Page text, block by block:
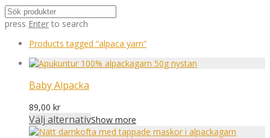
press Enter to search
Products tagged “alpaca yarn”
Baby Alpacka
89,00 kr
Välj alternativShow more